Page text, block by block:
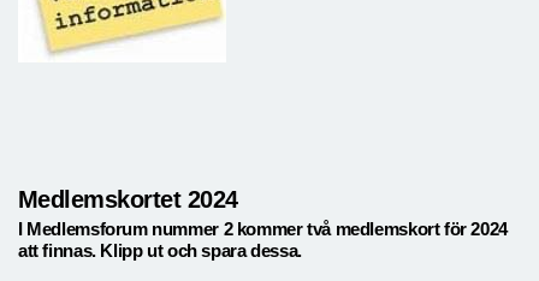
Medlemskortet 2024
I Medlemsforum nummer 2 kommer två medlemskort för 2024
att finnas. Klipp ut och spara dessa.